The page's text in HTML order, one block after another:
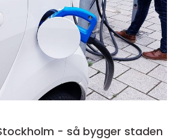
- så bygger staden